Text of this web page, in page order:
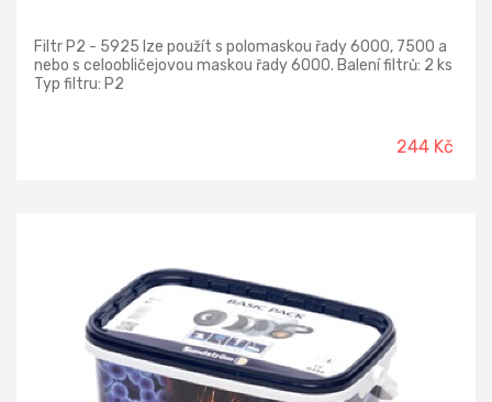
Filtr P2 - 5925 lze použít s polomaskou řady 6000, 7500 a
nebo s celoobličejovou maskou řady 6000. Balení filtrů: 2 ks
Typ filtru: P2
244 Kč